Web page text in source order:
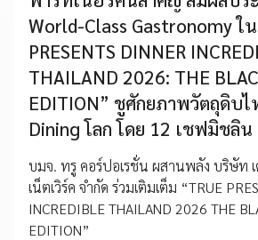
World-Class Gastronomy ใ
PRESENTS DINNER
THAILAND 2026: THE
EDITION” ชูศักยภาพวัตถุดิบไ
Dining โลก โดย 12 เชฟมิชลิ
บมจ. ทรู คอร์ปอเรชั่น ผสานพลัง บริษัท
เน็ตเวิร์ค จำกัด ร่วมเติมเต็ม “TRUE
INCREDIBLE THAILAND 2026 THE
EDITION”